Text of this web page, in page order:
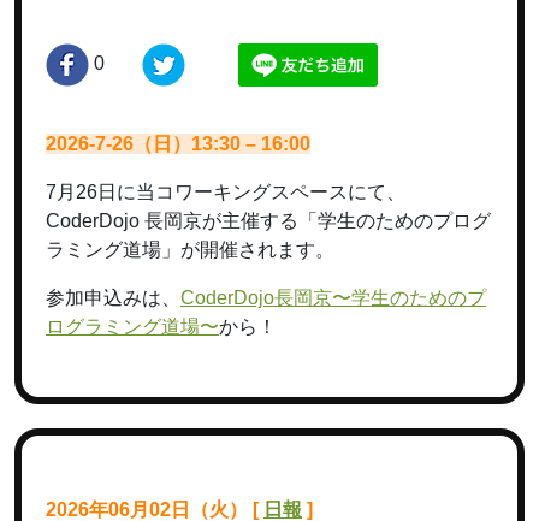
0
2026-7-26（日）13:30 – 16:00
7月26日に当コワーキングスペースにて、
CoderDojo 長岡京が主催する「学生のためのプログ
ラミング道場」が開催されます。
参加申込みは、 CoderDojo長岡京〜学生のためのプ
ログラミング道場〜から！
2026年06月02日（火） [ 日報 ]